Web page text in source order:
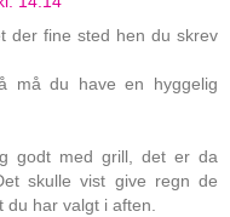
der fine sted hen du skrev
må du have en hyggelig
godt med grill, det er da
skulle vist give regn de
har valgt i aften.